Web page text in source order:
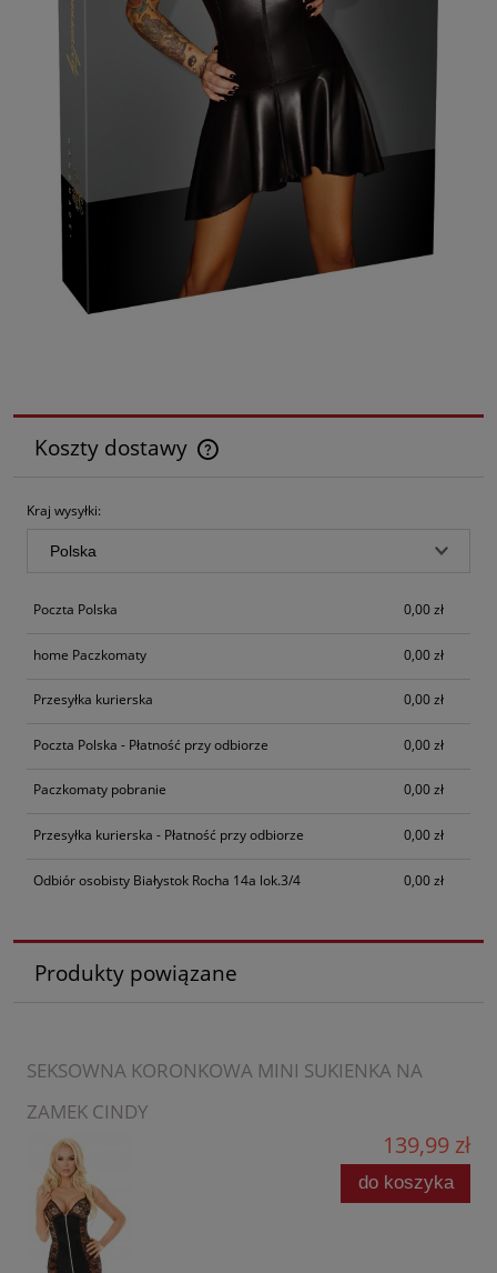
Koszty dostawy
Cena nie zawiera ewentualnych kosztów płatności
Kraj wysyłki:
Poczta Polska 0,00 zł
home Paczkomaty 0,00 zł
Przesyłka kurierska 0,00 zł
Poczta Polska - Płatność przy odbiorze 0,00 zł
Paczkomaty pobranie 0,00 zł
Przesyłka kurierska - Płatność przy odbiorze 0,00 zł
Odbiór osobisty Białystok Rocha 14a lok.3/4 0,00 zł
Produkty powiązane
SEKSOWNA KORONKOWA MINI SUKIENKA NA
ZAMEK CINDY
139,99 zł
do koszyka